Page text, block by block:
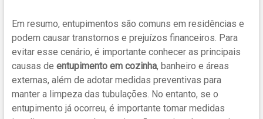
Em resumo, entupimentos são comuns em residências e
podem causar transtornos e prejuízos financeiros. Para
evitar esse cenário, é importante conhecer as principais
causas de entupimento em cozinha, banheiro e áreas
externas, além de adotar medidas preventivas para
manter a limpeza das tubulações. No entanto, se o
entupimento já ocorreu, é importante tomar medidas